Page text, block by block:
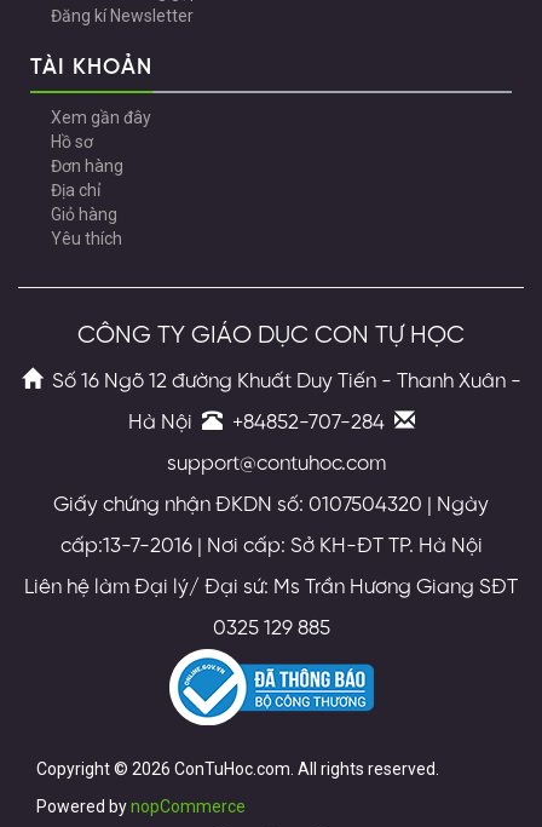
Đăng kí Newsletter
TÀI KHOẢN
Xem gần đây
Hồ sơ
Đơn hàng
Địa chỉ
Giỏ hàng
Yêu thích
CÔNG TY GIÁO DỤC CON TỰ HỌC
Số 16 Ngõ 12 đường Khuất Duy Tiến - Thanh Xuân -
Hà Nội
+84852-707-284
support@contuhoc.com
Giấy chứng nhận ĐKDN số: 0107504320 | Ngày
cấp:13-7-2016 | Nơi cấp: Sở KH-ĐT TP. Hà Nội
Liên hệ làm Đại lý/ Đại sứ: Ms Trần Hương Giang SĐT
0325 129 885
Copyright © 2026 ConTuHoc.com. All rights reserved.
Powered bynopCommerce